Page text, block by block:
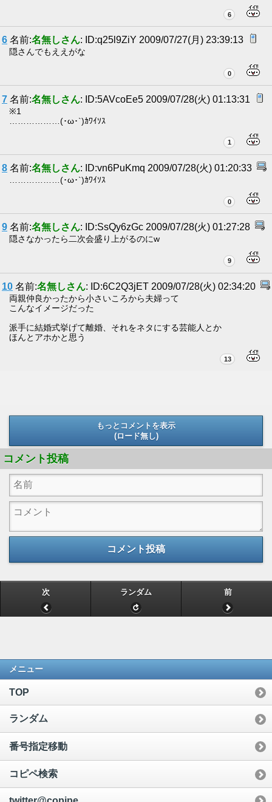
6
6 名前:名無しさん: ID:q25l9ZiY 2009/07/27(月) 23:39:13
隠さんでもええがな
0
7 名前:名無しさん: ID:5AVcoEe5 2009/07/28(火) 01:13:31
※1
………………(･ω･`)ｶﾜｲｿｽ
1
8 名前:名無しさん: ID:vn6PuKmq 2009/07/28(火) 01:20:33
………………(･ω･`)ｶﾜｲｿｽ
0
9 名前:名無しさん: ID:SsQy6zGc 2009/07/28(火) 01:27:28
隠さなかったら二次会盛り上がるのにw
9
10 名前:名無しさん: ID:6C2Q3jET 2009/07/28(火) 02:34:20
両親仲良かったから小さいころから夫婦って
こんなイメージだった
派手に結婚式挙げて離婚、それをネタにする芸能人とか
ほんとアホかと思う
13
もっとコメントを表示
(ロード無し)
コメント投稿
コメント投稿
次 ランダム 前
メニュー
TOP
ランダム
番号指定移動
コピペ検索